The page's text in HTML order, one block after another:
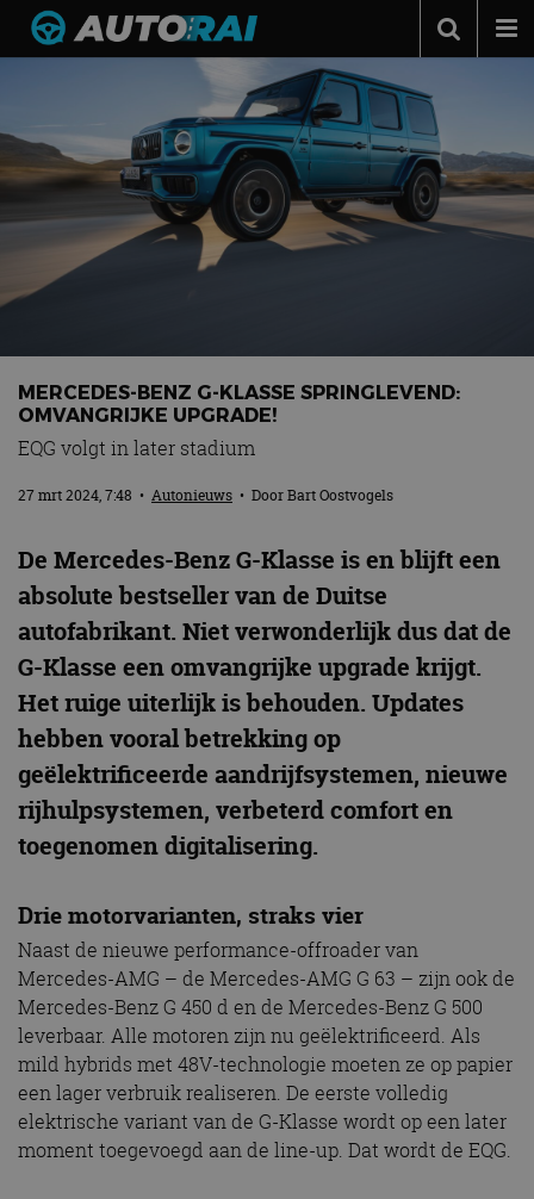
Autotests
Automerken
Adverteren
MotorRAI.nl
MERCEDES-BENZ G-KLASSE SPRINGLEVEND:
OMVANGRIJKE UPGRADE!
EQG volgt in later stadium
27 mrt 2024, 7:48 • Autonieuws • DoorBart Oostvogels
De Mercedes-Benz G-Klasse is en blijft een
absolute bestseller van de Duitse
autofabrikant. Niet verwonderlijk dus dat de
G-Klasse een omvangrijke upgrade krijgt.
Het ruige uiterlijk is behouden. Updates
hebben vooral betrekking op
geëlektrificeerde aandrijfsystemen, nieuwe
rijhulpsystemen, verbeterd comfort en
toegenomen digitalisering.
Drie motorvarianten, straks vier
Naast de nieuwe performance-offroader van
Mercedes-AMG – de Mercedes-AMG G 63 – zijn ook de
Mercedes-Benz G 450 d en de Mercedes-Benz G 500
leverbaar. Alle motoren zijn nu geëlektrificeerd. Als
mild hybrids met 48V-technologie moeten ze op papier
een lager verbruik realiseren. De eerste volledig
elektrische variant van de G-Klasse wordt op een later
moment toegevoegd aan de line-up. Dat wordt de EQG.